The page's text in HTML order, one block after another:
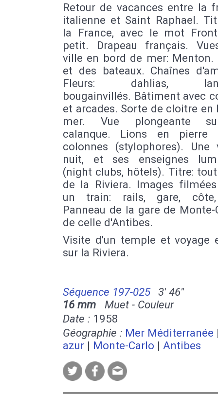
Retour de vacances entre la
italienne et Saint Raphael.
la France, avec le mot
petit. Drapeau français.
ville en bord de mer: Menton.
et des bateaux. Chaînes
Fleurs: dahlias,
bougainvillés. Bâtiment avec
et arcades. Sorte de cloitre en
mer. Vue plongeante
calanque. Lions en pierre
colonnes (stylophores). Une
nuit, et ses enseignes
(night clubs, hôtels). Titre:
de la Riviera. Images
un train: rails, gare,
Panneau de la gare de
de celle d'Antibes.
Visite d'un temple et voyage
sur la Riviera.
Séquence 197-025
3' 46''
16 mm Muet - Couleur
Date : 1958
Géographie : Mer Méditerranée
azur | Monte-Carlo | Antibes